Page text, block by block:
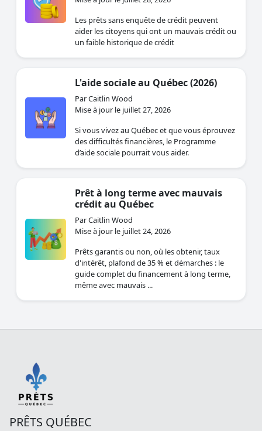
Les prêts sans enquête de crédit peuvent
aider les citoyens qui ont un mauvais crédit ou
un faible historique de crédit
L'aide sociale au Québec (2026)
Par Caitlin Wood
Mise à jour le juillet 27, 2026
Si vous vivez au Québec et que vous éprouvez
des difficultés financières, le Programme
d’aide sociale pourrait vous aider.
Prêt à long terme avec mauvais
crédit au Québec
Par Caitlin Wood
Mise à jour le juillet 24, 2026
Prêts garantis ou non, où les obtenir, taux
d'intérêt, plafond de 35 % et démarches : le
guide complet du financement à long terme,
même avec mauvais ...
PRÊTS QUÉBEC